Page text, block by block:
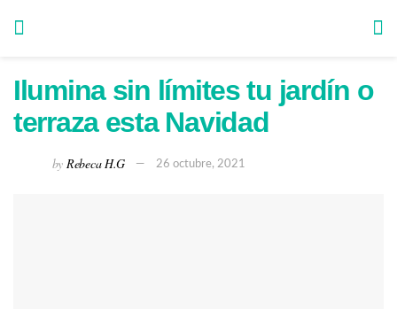
Ilumina sin límites tu jardín o
terraza esta Navidad
by Rebeca H.G 26 octubre, 2021